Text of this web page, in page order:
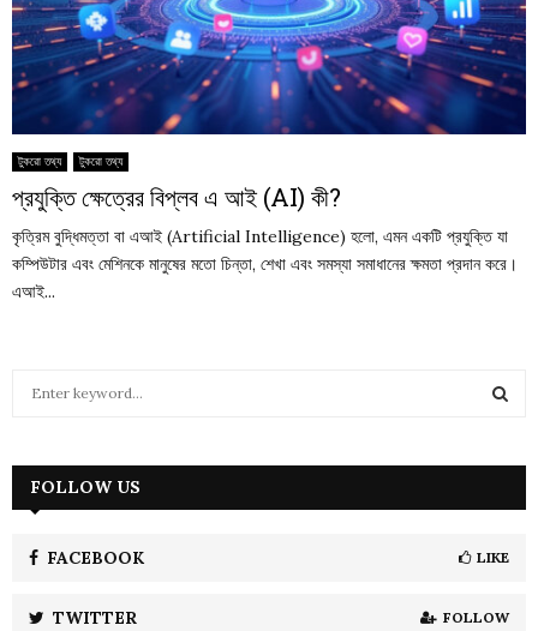
টুকরো তথ্য টুকরো তথ্য
প্রযুক্তি ক্ষেত্রের বিপ্লব এ আই (AI) কী?
কৃত্রিম বুদ্ধিমত্তা বা এআই (Artificial Intelligence) হলো, এমন একটি প্রযুক্তি যা
কম্পিউটার এবং মেশিনকে মানুষের মতো চিন্তা, শেখা এবং সমস্যা সমাধানের ক্ষমতা প্রদান করে।
এআই...
h
FOLLOW US
FACEBOOK LIKE
TWITTER FOLLOW